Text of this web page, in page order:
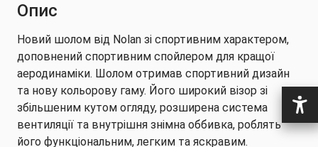
Опис
Новий шолом від Nolan зі спортивним характером,
доповнений спортивним спойлером для кращої
аеродинаміки. Шолом отримав спортивний дизайн
та нову кольорову гаму. Його широкий візор зі
збільшеним кутом огляду, розширена система
вентиляції та внутрішня знімна оббивка, роблять
його функціональним, легким та яскравим.